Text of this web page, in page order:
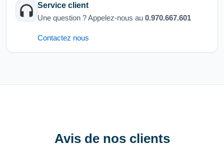
Service client
Une question ? Appelez-nous au 0.970.667.601
Contactez nous
Avis de nos clients